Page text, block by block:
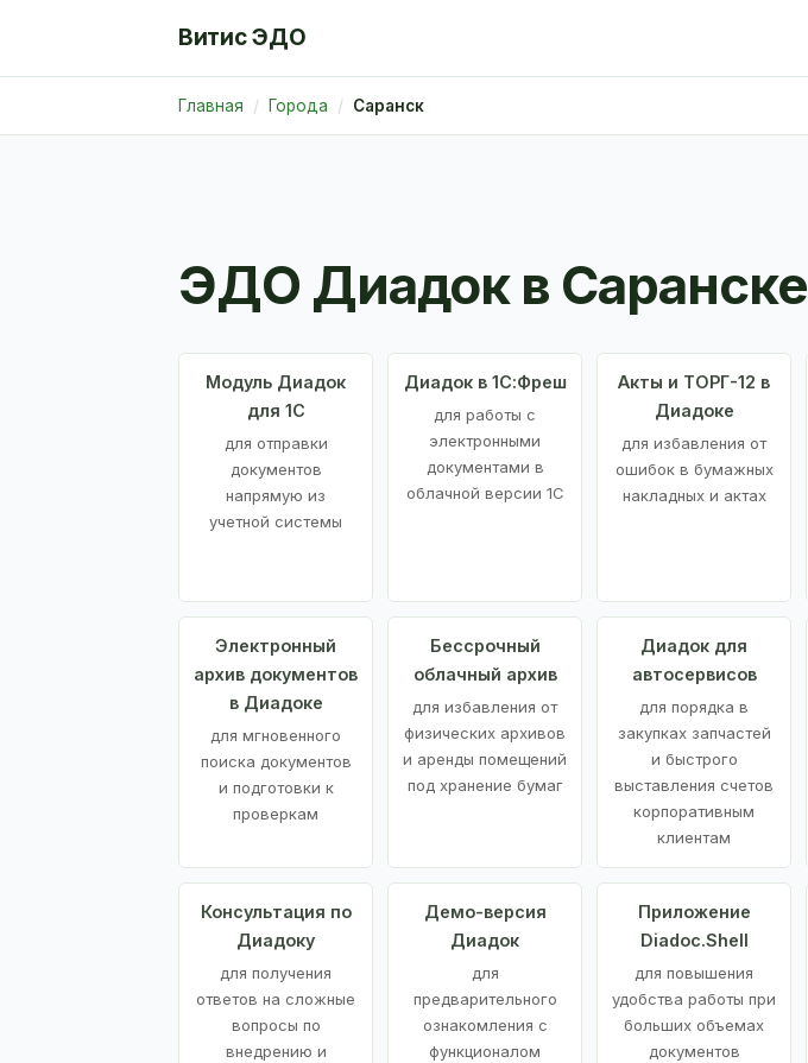
Витис ЭДО
Главная Города Саранск
ЭДО Диадок в Саранске
Модуль Диадок
для 1С
для отправки
документов
напрямую из
учетной системы
Диадок в 1С:Фреш
для работы с
электронными
документами в
облачной версии 1С
Акты и ТОРГ-12 в
Диадоке
для избавления от
ошибок в бумажных
накладных и актах
Электронный
архив документов
в Диадоке
для мгновенного
поиска документов
и подготовки к
проверкам
Бессрочный
облачный архив
для избавления от
физических архивов
и аренды помещений
под хранение бумаг
Диадок для
автосервисов
для порядка в
закупках запчастей
и быстрого
выставления счетов
корпоративным
клиентам
Консультация по
Диадоку
для получения
ответов на сложные
вопросы по
внедрению и
Демо-версия
Диадок
для
предварительного
ознакомления с
функционалом
Приложение
Diadoc.Shell
для повышения
удобства работы при
больших объемах
документов